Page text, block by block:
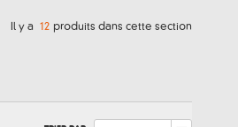
Il y a 12 produits dans cette section